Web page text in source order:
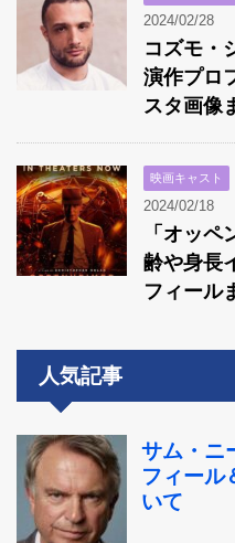
2024/02/28
コズモ・
演作プロ
スタ画像
映画キャスト
2024/02/18
「オッ
齢や身長
フィール
人気記事